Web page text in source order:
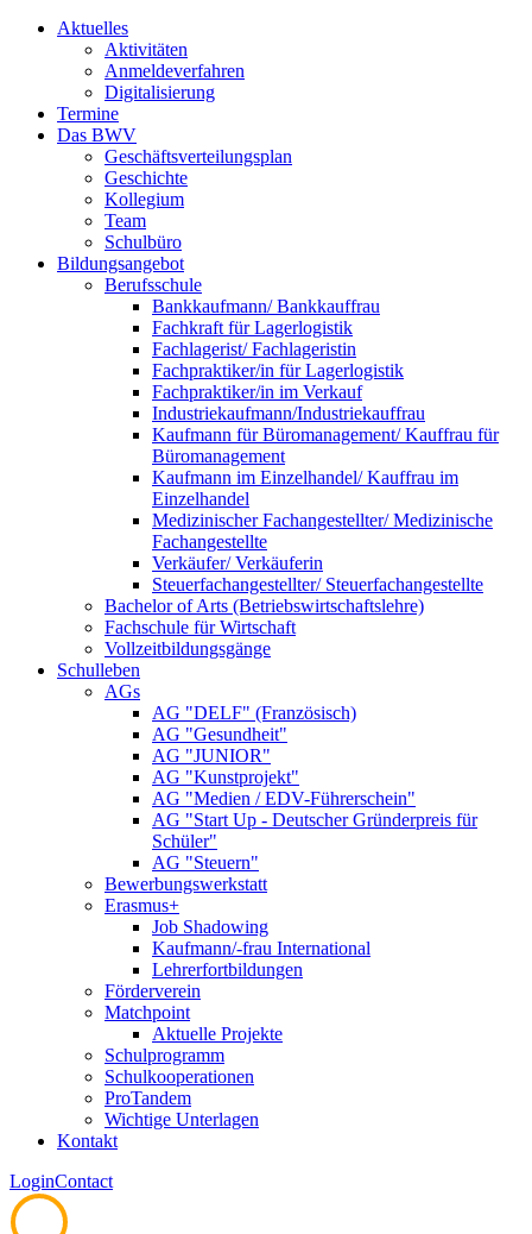
Aktuelles
Aktivitäten
Anmeldeverfahren
Digitalisierung
Termine
Das BWV
Geschäftsverteilungsplan
Geschichte
Kollegium
Team
Schulbüro
Bildungsangebot
Berufsschule
Bankkaufmann/ Bankkauffrau
Fachkraft für Lagerlogistik
Fachlagerist/ Fachlageristin
Fachpraktiker/in für Lagerlogistik
Fachpraktiker/in im Verkauf
Industriekaufmann/Industriekauffrau
Kaufmann für Büromanagement/ Kauffrau für
Büromanagement
Kaufmann im Einzelhandel/ Kauffrau im
Einzelhandel
Medizinischer Fachangestellter/ Medizinische
Fachangestellte
Verkäufer/ Verkäuferin
Steuerfachangestellter/ Steuerfachangestellte
Bachelor of Arts (Betriebswirtschaftslehre)
Fachschule für Wirtschaft
Vollzeitbildungsgänge
Schulleben
AGs
AG "DELF" (Französisch)
AG "Gesundheit"
AG "JUNIOR"
AG "Kunstprojekt"
AG "Medien / EDV-Führerschein"
AG "Start Up - Deutscher Gründerpreis für
Schüler"
AG "Steuern"
Bewerbungswerkstatt
Erasmus+
Job Shadowing
Kaufmann/-frau International
Lehrerfortbildungen
Förderverein
Matchpoint
Aktuelle Projekte
Schulprogramm
Schulkooperationen
ProTandem
Wichtige Unterlagen
Kontakt
LoginContact